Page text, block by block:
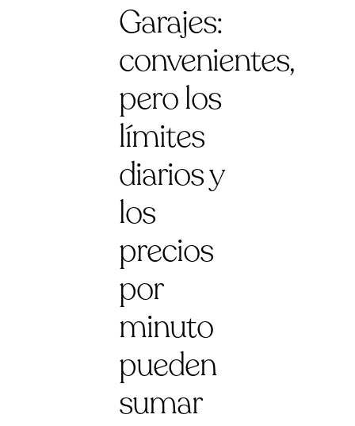
Garajes:
convenientes,
pero los
límites
diarios y
los
precios
por
minuto
pueden
sumar